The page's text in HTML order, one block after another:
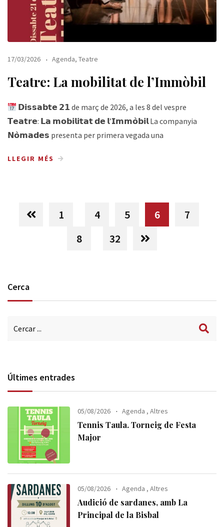
17/03/2026 Agenda, Teatre
Teatre: La mobilitat de l’Immòbil
𝗗𝗶𝘀𝘀𝗮𝗯𝘁𝗲 𝟮𝟭 de març de 2026, a les 8 del vespre
𝗧𝗲𝗮𝘁𝗿𝗲: 𝗟𝗮 𝗺𝗼𝗯𝗶𝗹𝗶𝘁𝗮𝘁 𝗱𝗲 𝗹’𝗜𝗺𝗺𝗼̀𝗯𝗶𝗹 La companyia
𝗡𝗼̀𝗺𝗮𝗱𝗲𝘀 presenta per primera vegada una
LLEGIR MÉS
1 4 5 6
7
8
32
Cerca
Últimes entrades
05/08/2026 Agenda ,Altres
Tennis Taula. Torneig de Festa
Major
05/08/2026 Agenda ,Altres
Audició de sardanes, amb La
Principal de la Bisbal